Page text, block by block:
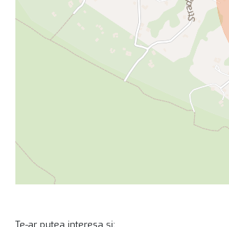
Te-ar putea interesa și: